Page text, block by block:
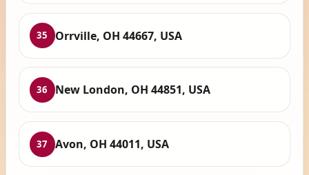
35 Orrville, OH 44667, USA
36 New London, OH 44851, USA
37 Avon, OH 44011, USA